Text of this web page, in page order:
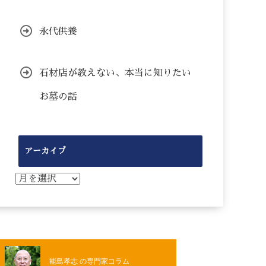
永代供養
石材店が教えない、本当に知りたい
お墓の話
アーカイブ
ア
ー
イ